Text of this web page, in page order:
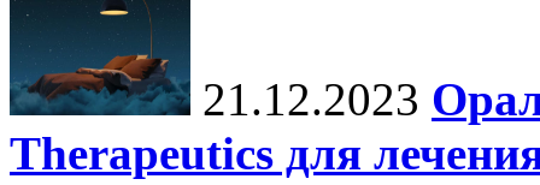
21.12.2023
Therapeutics для